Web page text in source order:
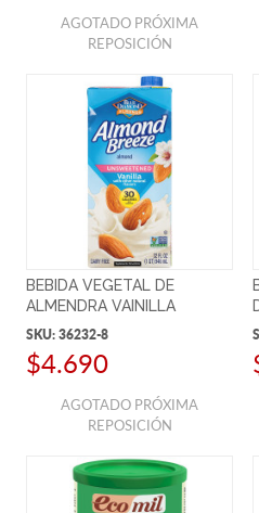
AGOTADO PRÓXIMA
REPOSICIÓN
BEBIDA VEGETAL DE
ALMENDRA VAINILLA
S/AZÚCAR 946ML
SKU: 36232-8
$4.690
AGOTADO PRÓXIMA
REPOSICIÓN